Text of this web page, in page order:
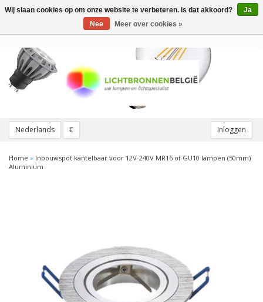
Nederlands € Inloggen
Toggle
Home » Inbouwspot kantelbaar voor 12V-240V MR16 of GU10 lampen (50mm)
Aluminium
Wij slaan cookies op om onze website te verbeteren. Is dat akkoord?
Ja
Nee
Meer over cookies »